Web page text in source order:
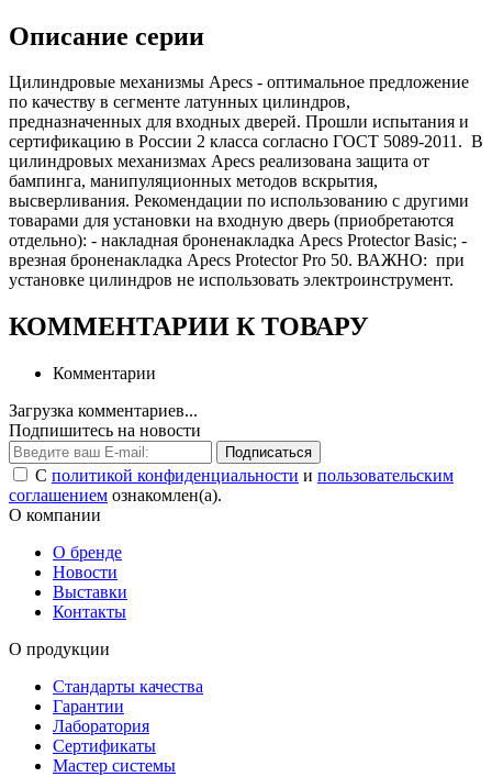
Описание серии
Цилиндровые механизмы Apecs - оптимальное предложение
по качеству в сегменте латунных цилиндров,
предназначенных для входных дверей. Прошли испытания и
сертификацию в России 2 класса согласно ГОСТ 5089-2011. В
цилиндровых механизмах Apecs реализована защита от
бампинга, манипуляционных методов вскрытия,
высверливания. Рекомендации по использованию с другими
товарами для установки на входную дверь (приобретаются
отдельно): - накладная броненакладка Apecs Protector Basic; -
врезная броненакладка Apecs Protector Pro 50. ВАЖНО: при
установке цилиндров не использовать электроинструмент.
КОММЕНТАРИИ К ТОВАРУ
Комментарии
Загрузка комментариев...
Подпишитесь на новости
Подписаться
С политикой конфиденциальности и пользовательским
соглашением ознакомлен(а).
О компании
О бренде
Новости
Выставки
Контакты
О продукции
Стандарты качества
Гарантии
Лаборатория
Сертификаты
Мастер системы